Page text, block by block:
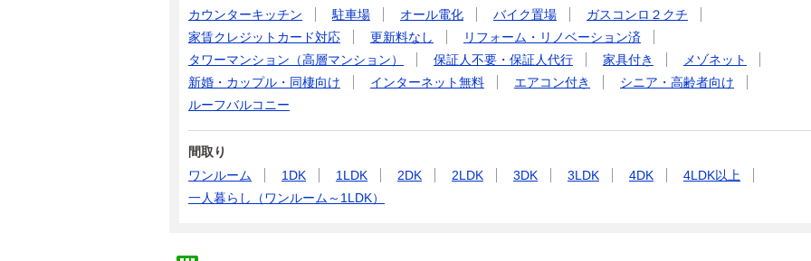
カウンターキッチン
駐車場 オール電化 バイク置場
ガスコンロ２クチ
家賃クレジットカード対応
更新料なし
リフォーム・リノベーション済
タワーマンション（高層マンション）
保証人不要・保証人代行 家具付き
メゾネット
新婚・カップル・同棲向け
インターネット無料 エアコン付き
シニア・高齢者向け
ルーフバルコニー
間取り
ワンルーム
1DK 1LDK 2DK 2LDK 3DK 3LDK 4DK
4LDK以上
一人暮らし（ワンルーム～1LDK）